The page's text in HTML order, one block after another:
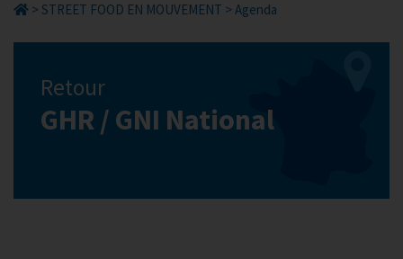
> STREET FOOD EN MOUVEMENT > Agenda
Retour
GHR / GNI National